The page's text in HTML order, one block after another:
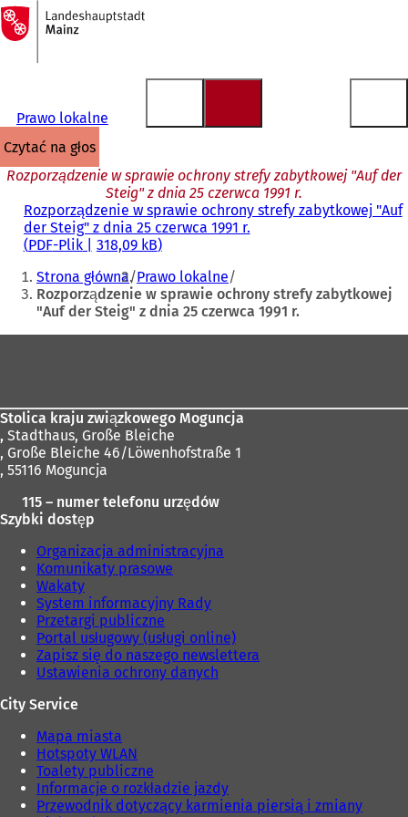
Przejdź do treści
Do
strony
głównej
Prawo lokalne
czytać na głos
Rozporządzenie w sprawie ochrony strefy zabytkowej "Auf der
Steig" z dnia 25 czerwca 1991 r.
Rozporządzenie w sprawie ochrony strefy zabytkowej "Auf
der Steig" z dnia 25 czerwca 1991 r.
PDF-Plik 318,09 kB
Jesteś
tutaj:
Strona główna Prawo lokalne
Rozporządzenie w sprawie ochrony strefy zabytkowej
"Auf der Steig" z dnia 25 czerwca 1991 r.
Stolica kraju związkowego Moguncja
, Stadthaus, Große Bleiche
, Große Bleiche 46/Löwenhofstraße 1
, 55116 Moguncja
115 – numer telefonu urzędów
Szybki dostęp
Organizacja administracyjna
Komunikaty prasowe
Wakaty
System informacyjny Rady
Przetargi publiczne
Portal usługowy (usługi online)
Zapisz się do naszego newslettera
Ustawienia ochrony danych
City Service
Mapa miasta
Hotspoty WLAN
Toalety publiczne
Informacje o rozkładzie jazdy
Przewodnik dotyczący karmienia piersią i zmiany